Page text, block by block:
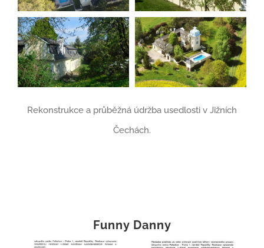
Rekonstrukce a průběžná údržba usedlosti v Jižních
Čechách.
Funny Danny